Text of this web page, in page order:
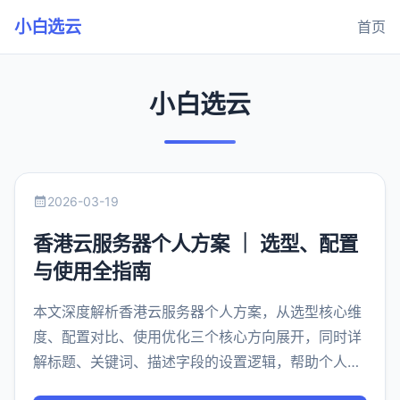
小白选云 首页
小白选云
2026-03-19
香港云服务器个人方案 ｜ 选型、配置
与使用全指南
本文深度解析香港云服务器个人方案，从选型核心维
度、配置对比、使用优化三个核心方向展开，同时详
解标题、关键词、描述字段的设置逻辑，帮助个人用